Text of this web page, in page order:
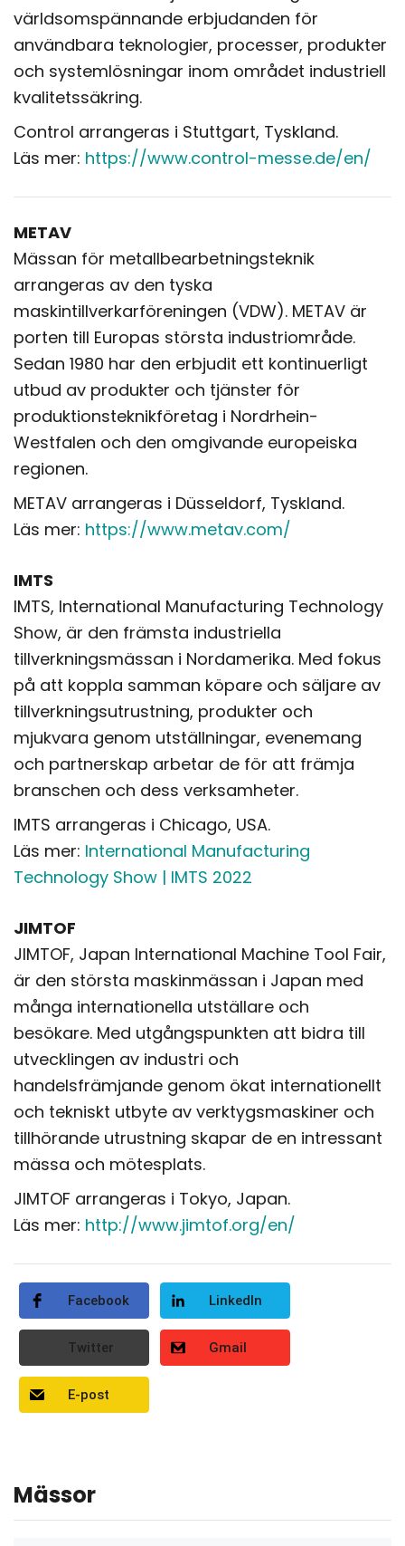
Mässor
världsomspännande erbjudanden för
användbara teknologier, processer, produkter
och systemlösningar inom området industriell
kvalitetssäkring.
Control arrangeras i Stuttgart, Tyskland.
Läs mer: https://www.control-messe.de/en/
METAV
Mässan för metallbearbetningsteknik
arrangeras av den tyska
maskintillverkarföreningen (VDW). METAV är
porten till Europas största industriområde.
Sedan 1980 har den erbjudit ett kontinuerligt
utbud av produkter och tjänster för
produktionsteknikföretag i Nordrhein-
Westfalen och den omgivande europeiska
regionen.
METAV arrangeras i Düsseldorf, Tyskland.
Läs mer: https://www.metav.com/
IMTS
IMTS, International Manufacturing Technology
Show, är den främsta industriella
tillverkningsmässan i Nordamerika. Med fokus
på att koppla samman köpare och säljare av
tillverkningsutrustning, produkter och
mjukvara genom utställningar, evenemang
och partnerskap arbetar de för att främja
branschen och dess verksamheter.
IMTS arrangeras i Chicago, USA.
Läs mer: International Manufacturing
Technology Show | IMTS 2022
JIMTOF
JIMTOF, Japan International Machine Tool Fair,
är den största maskinmässan i Japan med
många internationella utställare och
besökare. Med utgångspunkten att bidra till
utvecklingen av industri och
handelsfrämjande genom ökat internationellt
och tekniskt utbyte av verktygsmaskiner och
tillhörande utrustning skapar de en intressant
mässa och mötesplats.
JIMTOF arrangeras i Tokyo, Japan.
Läs mer: http://www.jimtof.org/en/
Facebook LinkedIn
Twitter Gmail
E-post